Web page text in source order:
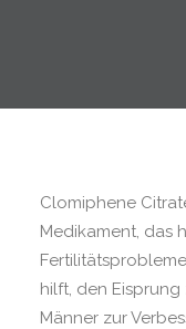
Clomiphene
Medikament, das
hilft, den
Männer zur